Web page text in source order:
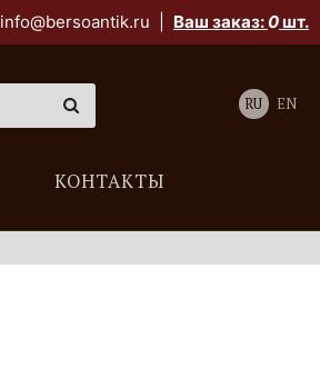
info@bersoantik.ru Ваш заказ:0шт.
КОНТАКТЫ
RU EN